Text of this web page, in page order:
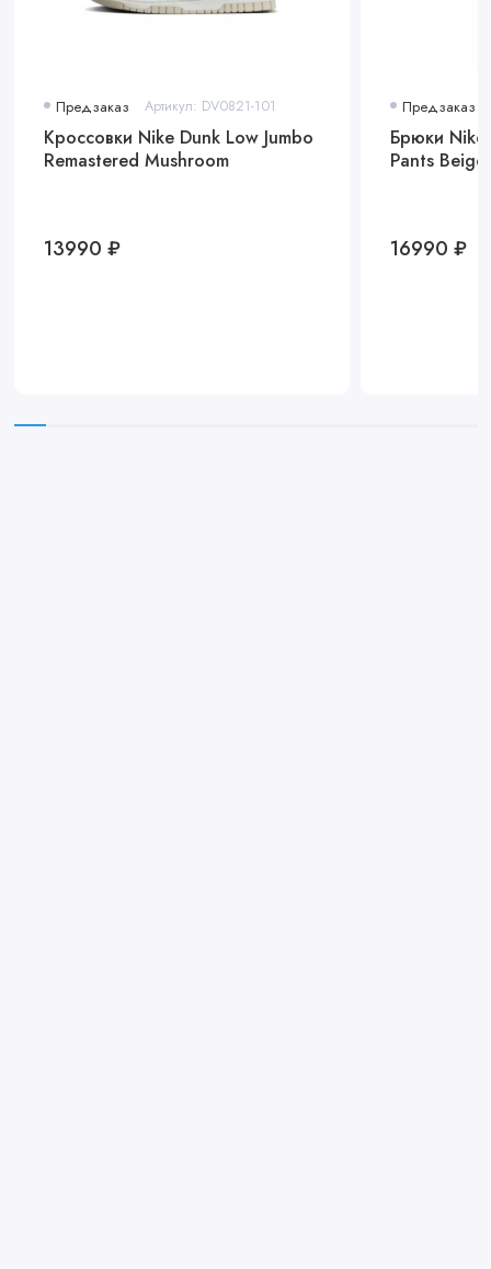
Предзаказ Артикул: DV0821-101
Кроссовки Nike Dunk Low Jumbo
Remastered Mushroom
13990 ₽
Предзаказ
Брюки Nike
Pants Beige
16990 ₽